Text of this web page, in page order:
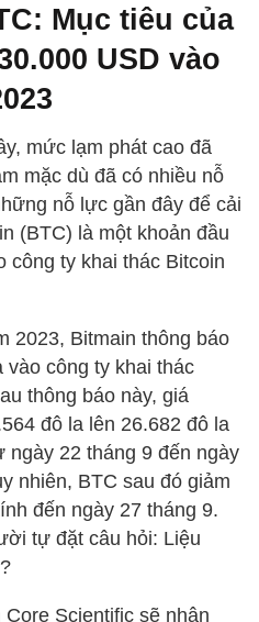
Mục tiêu của
USD vào
mức lạm phát cao đã
mặc dù đã có nhiều nỗ
nỗ lực gần đây để cải
(BTC) là một khoản đầu
công ty khai thác Bitcoin
2023, Bitmain thông báo
công ty khai thác
thông báo này, giá
đô la lên 26.682 đô la
22 tháng 9 đến ngày
nhiên, BTC sau đó giảm
đến ngày 27 tháng 9.
tự đặt câu hỏi: Liệu
Scientific sẽ nhận